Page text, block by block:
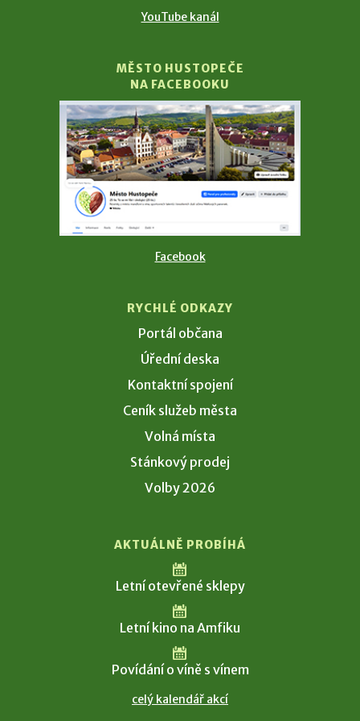
YouTube kanál
MĚSTO HUSTOPEČE
NA FACEBOOKU
Facebook
RYCHLÉ ODKAZY
Portál občana
Úřední deska
Kontaktní spojení
Ceník služeb města
Volná místa
Stánkový prodej
Volby 2026
AKTUÁLNĚ PROBÍHÁ
Letní otevřené sklepy
Letní kino na Amfiku
Povídání o víně s vínem
celý kalendář akcí